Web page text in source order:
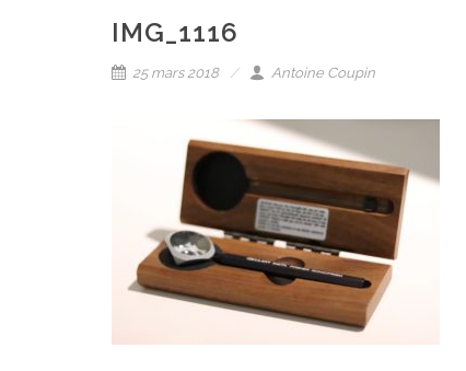
IMG_1116
25 mars 2018 Antoine Coupin